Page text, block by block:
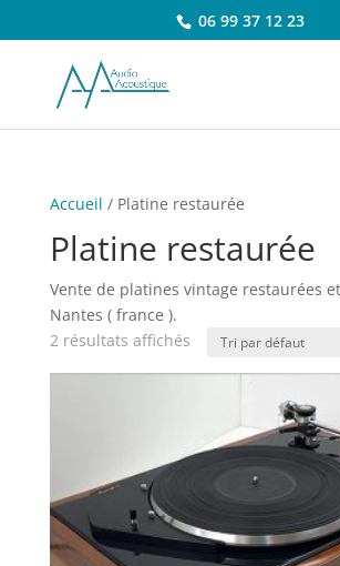
06 99 37 12 23
Accueil / Platine restaurée
Platine restaurée
Vente de platines vintage restaurées
Nantes ( france ).
2 résultats affichés